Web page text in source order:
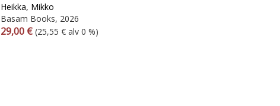
Heikka, Mikko
Basam Books, 2026
Arvonlisäverollinen hinta
29,00 € Arvonlisäveroton hinta
(25,55 € alv 0 %)